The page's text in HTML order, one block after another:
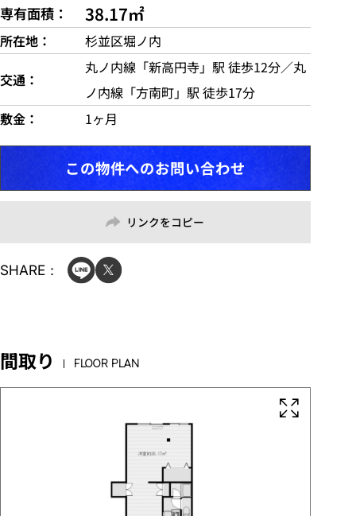
専有面積 38.17㎡
所在地 杉並区堀ノ内
交通
丸ノ内線「新高円寺」駅 徒歩12分／丸
ノ内線「方南町」駅 徒歩17分
敷金
1ヶ月
この物件へのお問い合わせ
リンクをコピー
SHARE：
間取り FLOOR PLAN